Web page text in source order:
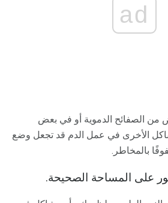
ad
من الصفائح الدموية أو في بعض
الأخرى في عمل الدم قد تجعل وضع
بالمخاطر.
على المساحة الصحيحة.